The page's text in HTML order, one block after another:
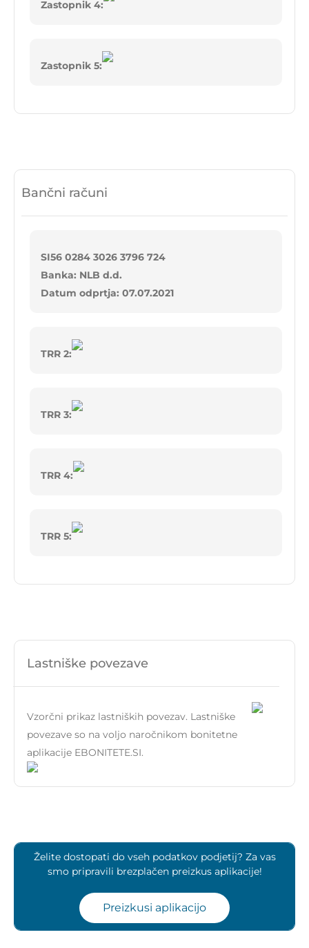
Zastopnik 4:
Zastopnik 5:
Bančni računi
SI56 0284 3026 3796 724
Banka: NLB d.d.
Datum odprtja: 07.07.2021
TRR 2:
TRR 3:
TRR 4:
TRR 5:
Lastniške povezave
Vzorčni prikaz lastniških povezav. Lastniške
povezave so na voljo naročnikom bonitetne
aplikacije EBONITETE.SI.
Želite dostopati do vseh podatkov podjetij? Za vas
smo pripravili brezplačen preizkus aplikacije!
Preizkusi aplikacijo